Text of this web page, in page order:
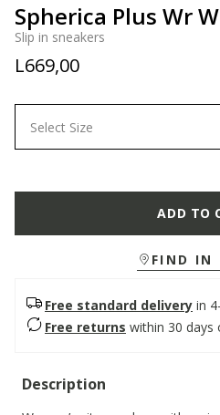
Spherica Plus Wr
Slip in sneakers
L669,00
Select Size
ADD TO
FIND IN
Free standard delivery in
Free returns within 30 days
Description